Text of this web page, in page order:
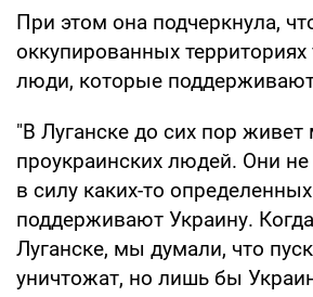
При этом она подчеркнула,
оккупированных
люди, которые
"В Луганске до сих пор живет
проукраинских людей. Они не
в силу каких-то
поддерживают Украину.
Луганске, мы думали, что
уничтожат, но лишь бы